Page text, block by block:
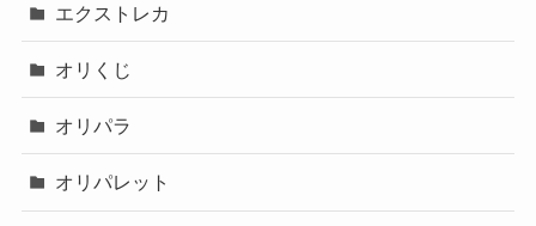
エクストレカ
オリくじ
オリパラ
オリパレット